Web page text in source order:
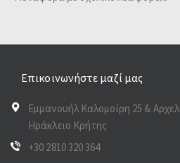
Επικοινωνήστε μαζί μας
Εμμανουήλ Καλομοίρη 25 &
Ηράκλειο Κρήτης
+30 2810 320 364